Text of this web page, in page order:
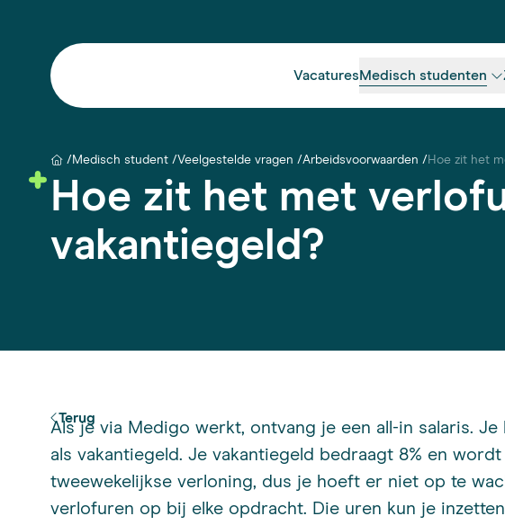
VacaturesMedisch studenten
Medisch student Veelgestelde vragen Arbeidsvoorwaarden Hoe zit het
Hoe zit het met
vakantiegeld?
Terug
Als je via Medigo werkt, ontvang je een all-in salaris.
als vakantiegeld. Je vakantiegeld bedraagt 8% en
tweewekelijkse verloning, dus je hoeft er niet op te
verlofuren op bij elke opdracht. Die uren kun je